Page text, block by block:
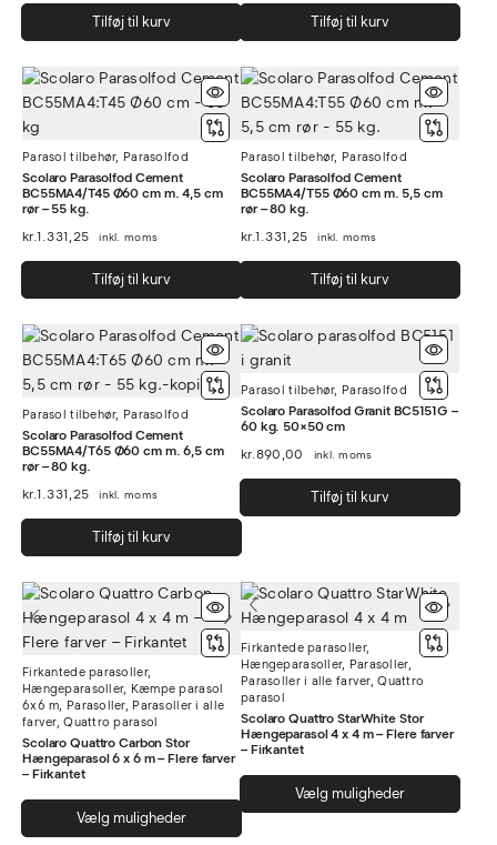
Tilføj til kurv Tilføj til kurv
Parasol tilbehør, Parasolfod
Scolaro Parasolfod Cement
BC55MA4/T45 Ø60 cm m. 4,5 cm
rør – 55 kg.
kr.1.331,25 inkl. moms
Tilføj til kurv
Parasol tilbehør, Parasolfod
Scolaro Parasolfod Cement
BC55MA4/T55 Ø60 cm m. 5,5 cm
rør – 80 kg.
kr.1.331,25 inkl. moms
Tilføj til kurv
Parasol tilbehør, Parasolfod
Scolaro Parasolfod Cement
BC55MA4/T65 Ø60 cm m. 6,5 cm
rør – 80 kg.
kr.1.331,25 inkl. moms
Tilføj til kurv
Parasol tilbehør, Parasolfod
Scolaro Parasolfod Granit BC5151G –
60 kg. 50×50 cm
kr.890,00 inkl. moms
Tilføj til kurv
Firkantede parasoller,
Hængeparasoller, Kæmpe parasol
6x6 m, Parasoller, Parasoller i alle
farver,Quattro parasol
Scolaro Quattro Carbon Stor
Hængeparasol 6 x 6 m – Flere farver
– Firkantet
Vælg muligheder
Dette
vare
Firkantede parasoller,
Hængeparasoller, Parasoller,
Parasoller i alle farver,Quattro
parasol
Scolaro Quattro StarWhite Stor
Hængeparasol 4 x 4 m – Flere farver
– Firkantet
Vælg muligheder
vare